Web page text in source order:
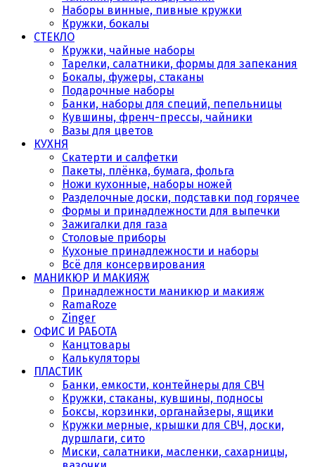
Наборы винные, пивные кружки
Кружки, бокалы
СТЕКЛО
Кружки, чайные наборы
Тарелки, салатники, формы для запекания
Бокалы, фужеры, стаканы
Подарочные наборы
Банки, наборы для специй, пепельницы
Кувшины, френч-прессы, чайники
Вазы для цветов
КУХНЯ
Скатерти и салфетки
Пакеты, плёнка, бумага, фольга
Ножи кухонные, наборы ножей
Разделочные доски, подставки под горячее
Формы и принадлежности для выпечки
Зажигалки для газа
Столовые приборы
Кухоные принадлежности и наборы
Всё для консервирования
МАНИКЮР И МАКИЯЖ
Принадлежности маникюр и макияж
RamaRoze
Zinger
ОФИС И РАБОТА
Канцтовары
Калькуляторы
ПЛАСТИК
Банки, емкости, контейнеры для СВЧ
Кружки, стаканы, кувшины, подносы
Боксы, корзинки, органайзеры, ящики
Кружки мерные, крышки для СВЧ, доски,
дуршлаги, сито
Миски, салатники, масленки, сахарницы,